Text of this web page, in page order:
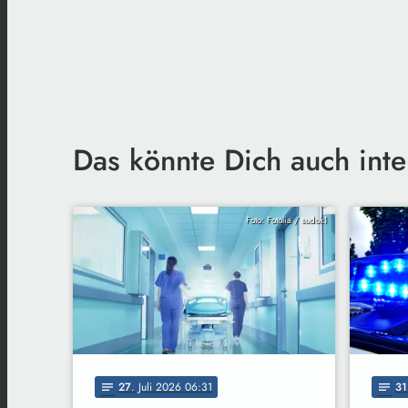
Das könnte Dich auch
Foto: Fotolia / sudok1
notes 27. Juli 2026 06:31 notes 31